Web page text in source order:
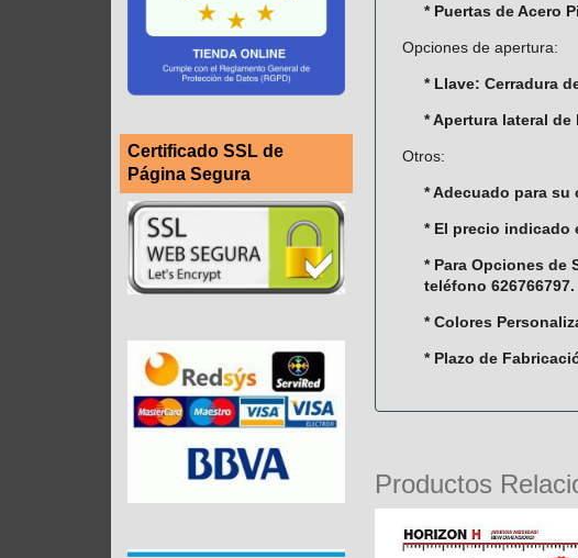
Certificado SSL de
Página Segura
* Puertas de Acero
Opciones de apertura:
* Llave: Cerradura
* Apertura lateral
Otros:
* Adecuado para
* El precio indicado
* Para Opciones de
teléfono 626766797.
* Colores
* Plazo de
Productos